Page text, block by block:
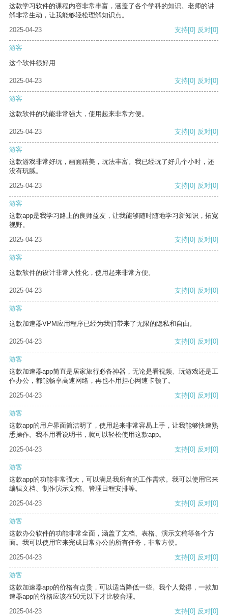
这款学习软件的课程内容非常丰富，涵盖了各个学科的知识。老师的讲
解非常生动，让我能够轻松理解知识点。
2025-04-23
支持[0] 反对[0]
游客
这个软件很好用
2025-04-23 支持[0] 反对[0]
游客
这款软件的功能非常强大，使用起来非常方便。
2025-04-23 支持[0] 反对[0]
游客
这款游戏非常好玩，画面精美，玩法丰富。我已经玩了好几个小时，还
没有玩腻。
2025-04-23
支持[0] 反对[0]
游客
这款app是我学习路上的良师益友，让我能够随时随地学习新知识，拓宽
视野。
2025-04-23
支持[0] 反对[0]
游客
这款软件的设计非常人性化，使用起来非常方便。
2025-04-23 支持[0] 反对[0]
游客
这款加速器VPM应用程序已经为我们带来了无限的隐私和自由。
2025-04-23 支持[0] 反对[0]
游客
这款加速器app简直是居家旅行必备神器，无论是看视频、玩游戏还是工
作办公，都能畅享高速网络，再也不用担心网速卡顿了。
2025-04-23
支持[0] 反对[0]
游客
这款app的用户界面简洁明了，使用起来非常容易上手，让我能够快速熟
悉操作。我不用看说明书，就可以轻松使用这款app。
2025-04-23
支持[0] 反对[0]
游客
这款app的功能非常强大，可以满足我所有的工作需求。我可以使用它来
编辑文档、制作演示文稿、管理日程安排等。
2025-04-23
支持[0] 反对[0]
游客
这款办公软件的功能非常全面，涵盖了文档、表格、演示文稿等各个方
面。我可以使用它来完成日常办公的所有任务，非常方便。
2025-04-23
支持[0] 反对[0]
游客
这款加速器app的价格有点贵，可以适当降低一些。我个人觉得，一款加
速器app的价格应该在50元以下才比较合理。
2025-04-23
支持[0] 反对[0]